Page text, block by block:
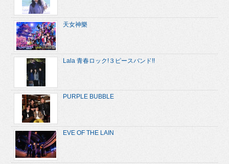
天女神樂
Lala 青春ロック!３ピースバンド!!
PURPLE BUBBLE
EVE OF THE LAIN